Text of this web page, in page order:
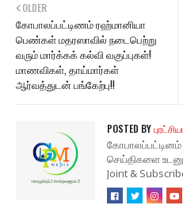
OLDER
கோபாலப்பட்டிணம் ரஹ்மானியா
பெண்கள் மதரஸாவில் நடைபெற்று
வரும் மார்க்கக் கல்வி வகுப்புகள்!
மாணவிகள், தாய்மார்கள்
ஆர்வத்துடன் பங்கேற்பு!!
POSTED BY
கோபாலப்பட்டினம்
செய்திகளை
Joint &